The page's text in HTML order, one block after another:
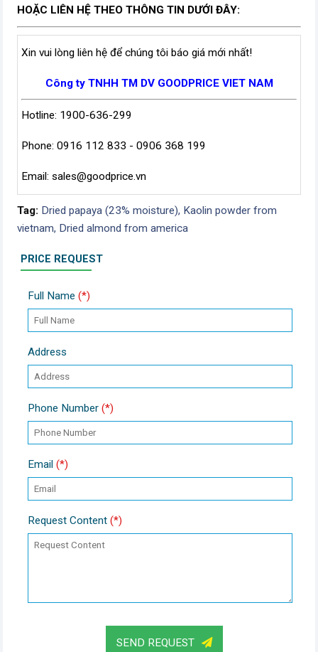
HOẶC LIÊN HỆ THEO THÔNG TIN DƯỚI ĐÂY:
Xin vui lòng liên hệ để chúng tôi báo giá mới nhất!
Công ty TNHH TM DV GOODPRICE VIET NAM
Hotline: 1900-636-299
Phone: 0916 112 833 - 0906 368 199
Email: sales@goodprice.vn
Tag: Dried papaya (23% moisture), Kaolin powder from
vietnam, Dried almond from america
PRICE REQUEST
Full Name (*)
Address
Phone Number (*)
Email (*)
Request Content (*)
SEND REQUEST